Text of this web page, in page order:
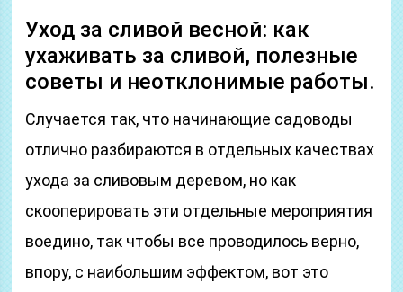
Уход за сливой весной: как
ухаживать за сливой, полезные
советы и неотклонимые работы.
Случается так, что начинающие садоводы
отлично разбираются в отдельных качествах
ухода за сливовым деревом, но как
скооперировать эти отдельные мероприятия
воедино, так чтобы все проводилось верно,
впору, с наибольшим эффектом, вот это